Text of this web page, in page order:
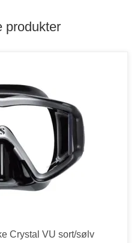
produkter
Crystal VU sort/sølv